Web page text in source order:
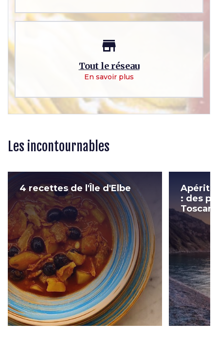
store
Tout le réseau
En savoir plus
Les incontournables
4 recettes de l'Île d'Elbe
Apéritif
: des